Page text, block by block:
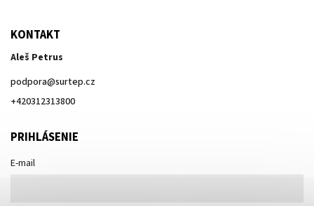
KONTAKT
Aleš Petrus
podpora@surtep.cz
+420312313800
PRIHLÁSENIE
E-mail